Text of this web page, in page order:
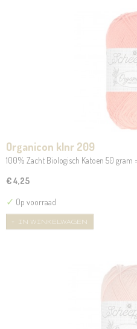
Organicon klnr 209
100% Zacht Biologisch Katoen 50 gram
€ 4,25
✓ Op voorraad
IN WINKELWAGEN